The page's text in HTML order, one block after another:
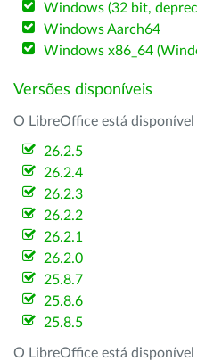
Windows (32 bit,
Windows Aarch64
Windows x86_64
Versões disponíveis
O LibreOffice está disponível
26.2.5
26.2.4
26.2.3
26.2.2
26.2.1
26.2.0
25.8.7
25.8.6
25.8.5
O LibreOffice está disponível